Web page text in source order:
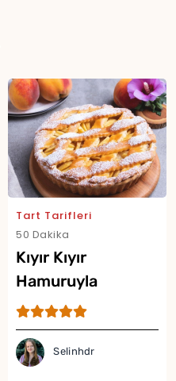
Tart Tarifleri
50 Dakika
Kıyır Kıyır
Hamuruyla
Şeftalili Tart Tarifi
Selinhdr